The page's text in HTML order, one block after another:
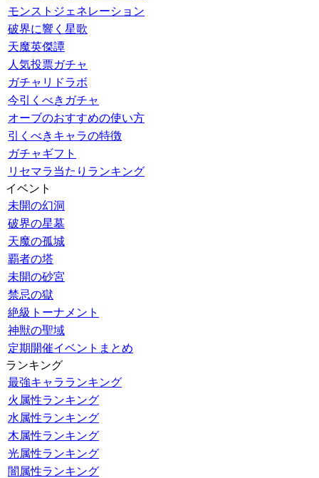
モンストジェネレーション
破界に響く星歌
天魔英傑譚
人気投票ガチャ
ガチャリドラボ
今引くべきガチャ
オーブのおすすめの使い方
引くべきキャラの特徴
ガチャギフト
リセマラ当たりランキング
イベント
未開の幻洞
破界の星墓
天魔の孤城
覇者の塔
未開の砂宮
禁忌の獄
絶級トーナメント
神獣の聖域
定期開催イベントまとめ
ランキング
最強キャラランキング
火属性ランキング
水属性ランキング
木属性ランキング
光属性ランキング
闇属性ランキング